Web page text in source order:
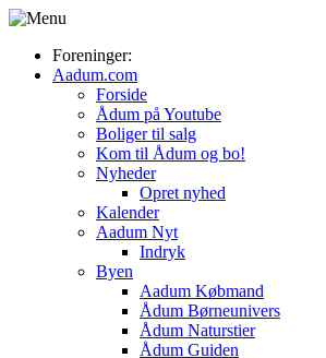
Foreninger:
Aadum.com
Forside
Ådum på Youtube
Boliger til salg
Kom til Ådum og bo!
Nyheder
Opret nyhed
Kalender
Aadum Nyt
Indryk
Byen
Aadum Købmand
Ådum Børneunivers
Ådum Naturstier
Ådum Guiden